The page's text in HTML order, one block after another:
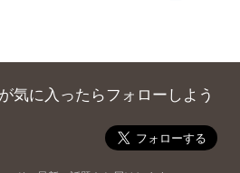
気に入ったらフォローしよう